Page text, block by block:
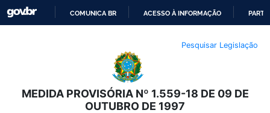
O
CONTEÚDO
COMUNICA BR ACESSO À INFORMAÇÃO
Pesquisar Legislação
MEDIDA PROVISÓRIA Nº 1.559-18 DE 09 DE
OUTUBRO DE 1997